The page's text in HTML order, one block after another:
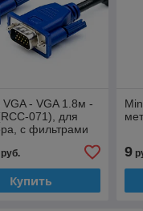
VGA - VGA 1.8м -
071), для
с фильтрами
Купить
9